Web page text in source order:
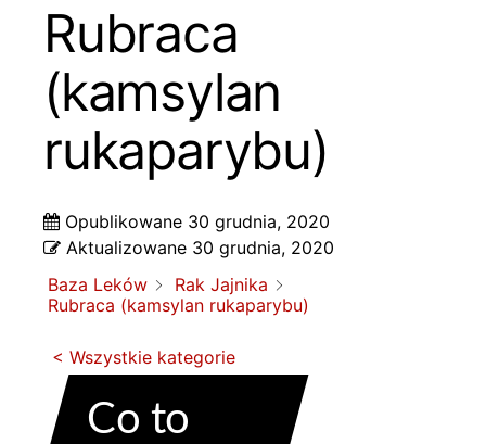
Rubraca
(kamsylan
rukaparybu)
Opublikowane 30 grudnia, 2020
Aktualizowane 30 grudnia, 2020
Baza Leków
Rak Jajnika
Rubraca (kamsylan rukaparybu)
< Wszystkie kategorie
Co to